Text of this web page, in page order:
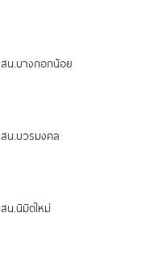
สน.บางกอกน้อย
สน.บวรมงคล
สน.นิมิตใหม่